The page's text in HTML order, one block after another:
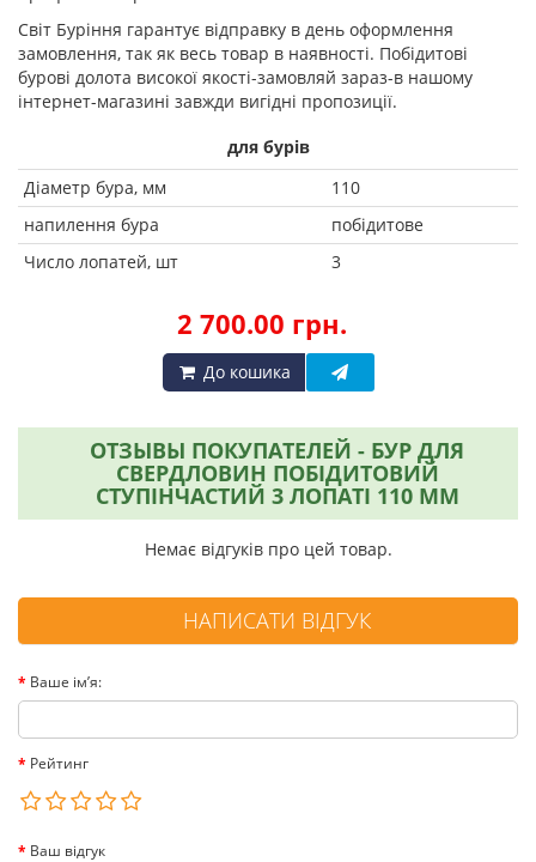
Світ Буріння гарантує відправку в день оформлення
замовлення, так як весь товар в наявності. Побідитові
бурові долота високої якості-замовляй зараз-в нашому
інтернет-магазині завжди вигідні пропозиції.
для бурів
Діаметр бура, мм
110
напилення бура
побідитове
Число лопатей, шт
3
2 700.00 грн.
До кошика
ОТЗЫВЫ ПОКУПАТЕЛЕЙ - БУР ДЛЯ
СВЕРДЛОВИН ПОБІДИТОВИЙ
СТУПІНЧАСТИЙ 3 ЛОПАТІ 110 ММ
Немає відгуків про цей товар.
НАПИСАТИ ВІДГУК
Ваше ім’я:
Рейтинг
Ваш відгук